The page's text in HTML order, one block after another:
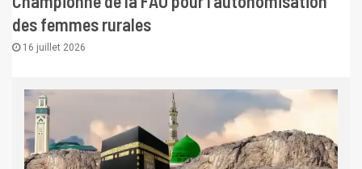
des femmes rurales
16 juillet 2026